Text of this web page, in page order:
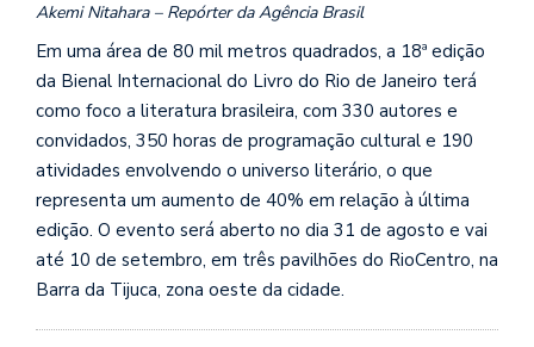
Akemi Nitahara – Repórter da Agência Brasil
Em uma área de 80 mil metros quadrados, a 18ª edição
da Bienal Internacional do Livro do Rio de Janeiro terá
como foco a literatura brasileira, com 330 autores e
convidados, 350 horas de programação cultural e 190
atividades envolvendo o universo literário, o que
representa um aumento de 40% em relação à última
edição. O evento será aberto no dia 31 de agosto e vai
até 10 de setembro, em três pavilhões do RioCentro, na
Barra da Tijuca, zona oeste da cidade.